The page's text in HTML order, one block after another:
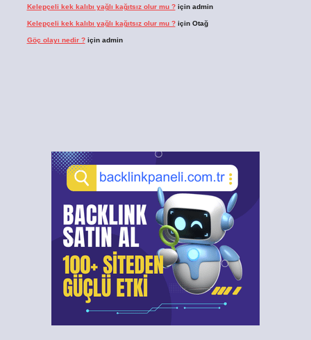
Kelepçeli kek kalıbı yağlı kağıtsız olur mu ?için admin
Kelepçeli kek kalıbı yağlı kağıtsız olur mu ?için Otağ
Göç olayı nedir ?için admin